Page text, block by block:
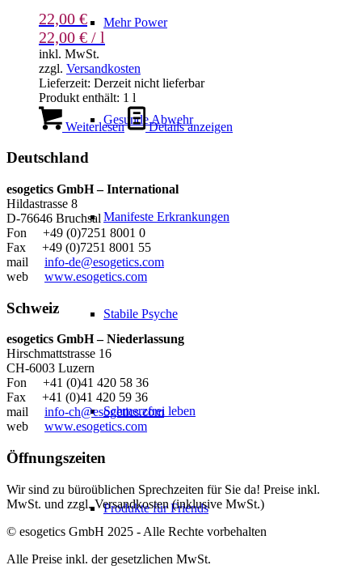
Mehr Power
Gesunde Abwehr
Manifeste Erkrankungen
Stabile Psyche
Schmerzfrei leben
Produkte für Friends
22,00 €
22,00 € / l
inkl. MwSt.
zzgl. Versandkosten
Lieferzeit: Derzeit nicht lieferbar
Produkt enthält: 1 l
Weiterlesen Details anzeigen
Deutschland
esogetics GmbH – International
Hildastrasse 8
D-76646 Bruchsal
Fon +49 (0)7251 8001 0
Fax +49 (0)7251 8001 55
mail info-de@esogetics.com
web www.esogetics.com
Schweiz
esogetics GmbH – Niederlassung
Hirschmattstrasse 16
CH-6003 Luzern
Fon +41 (0)41 420 58 36
Fax +41 (0)41 420 59 36
mail info-ch@esogetics.com
web www.esogetics.com
Öffnungszeiten
Wir sind zu büroüblichen Sprechzeiten für Sie da! Preise inkl.
MwSt. und zzgl. Versandkosten (inklusive MwSt.)
© esogetics GmbH 2025 - Alle Rechte vorbehalten
Alle Preise inkl. der gesetzlichen MwSt.